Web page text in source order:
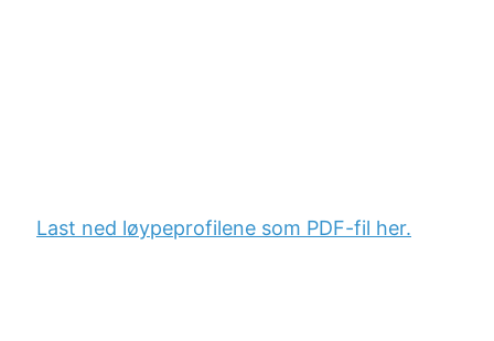
Last ned løypeprofilene som PDF-fil her.